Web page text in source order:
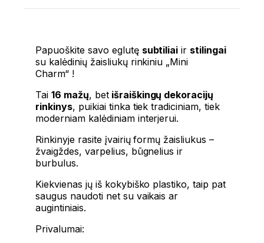
Papuoškite savo eglutę subtiliai ir stilingai
su kalėdinių žaisliukų rinkiniu „Mini
Charm“!
Tai 16 mažų, betišraiškingų dekoracijų
rinkinys, puikiai tinka tiek tradiciniam, tiek
moderniam kalėdiniam interjerui.
Rinkinyje rasite įvairių formų žaisliukus –
žvaigždes, varpelius, būgnelius ir
burbulus.
Kiekvienas jų iš kokybiško plastiko, taip pat
saugus naudoti net su vaikais ar
augintiniais.
Privalumai: